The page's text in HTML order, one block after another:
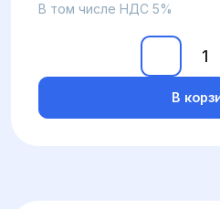
В том числе НДС 5%
В